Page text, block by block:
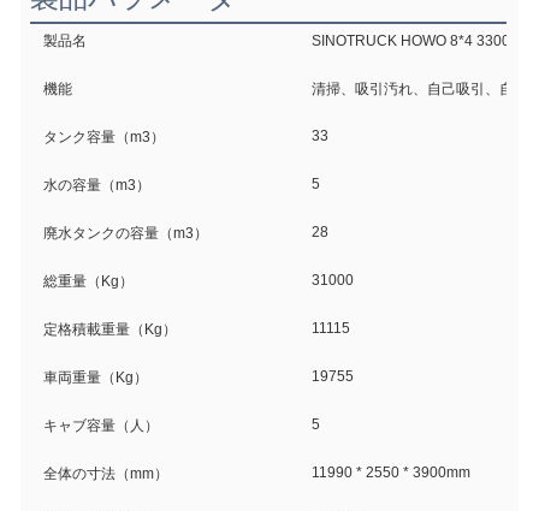
製品名 SINOTRUCK HOWO 8*4 330000
機能 清掃、吸引汚れ、自己吸引、自己
タンク容量（m3） 33
水の容量（m3） 5
廃水タンクの容量（m3） 28
総重量（Kg） 31000
定格積載重量（Kg） 11115
車両重量（Kg） 19755
キャブ容量（人） 5
全体の寸法（mm） 11990 * 2550 * 3900mm